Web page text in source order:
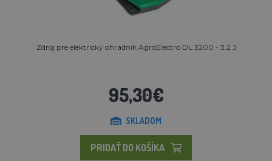
Zdroj pre elektrický ohradník AgroElectro DL 3200 - 3.2 J
95,30€
SKLADOM
PRIDAŤ DO KOŠÍKA